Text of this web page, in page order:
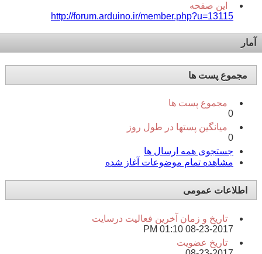
این صفحه
http://forum.arduino.ir/member.php?u=13115
آمار
مجموع پست ها
مجموع پست ها
0
میانگین پستها در طول روز
0
جستجوی همه ارسال ها
مشاهده تمام موضوعات آغاز شده
اطلاعات عمومی
تاریخ و زمان آخرین فعالیت درسایت
08-23-2017
01:10 PM
تاریخ عضویت